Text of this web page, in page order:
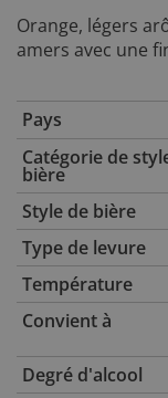
Orange, légers
amers avec une
Pays
Catégorie de
bière
Style de bière
Type de levure
Température
Convient à
Degré d'alcool